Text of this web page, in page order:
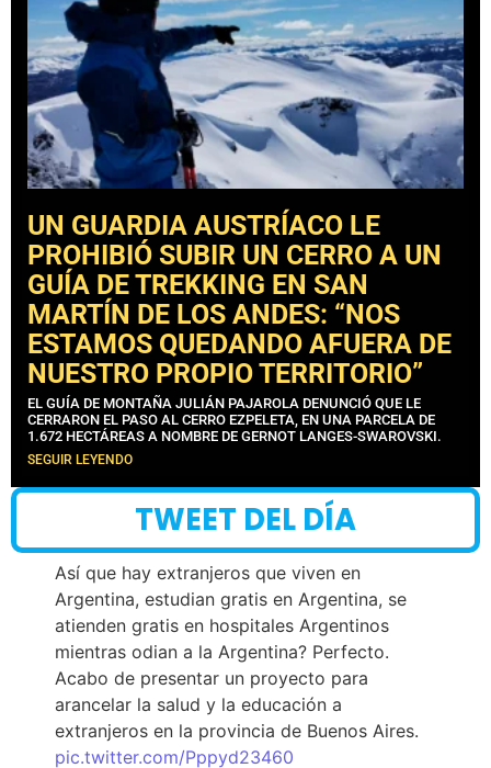
UN GUARDIA AUSTRÍACO LE
PROHIBIÓ SUBIR UN CERRO A UN
GUÍA DE TREKKING EN SAN
MARTÍN DE LOS ANDES: “NOS
ESTAMOS QUEDANDO AFUERA DE
NUESTRO PROPIO TERRITORIO”
EL GUÍA DE MONTAÑA JULIÁN PAJAROLA DENUNCIÓ QUE LE
CERRARON EL PASO AL CERRO EZPELETA, EN UNA PARCELA DE
1.672 HECTÁREAS A NOMBRE DE GERNOT LANGES-SWAROVSKI.
SEGUIR LEYENDO
TWEET DEL DÍA
Así que hay extranjeros que viven en
Argentina, estudian gratis en Argentina, se
atienden gratis en hospitales Argentinos
mientras odian a la Argentina? Perfecto.
Acabo de presentar un proyecto para
arancelar la salud y la educación a
extranjeros en la provincia de Buenos Aires.
pic.twitter.com/Pppyd23460